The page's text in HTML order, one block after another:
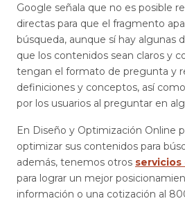
Google señala que no es posible
directas para que el fragmento
búsqueda, aunque sí hay algunas
que los contenidos sean claros y
tengan el formato de pregunta y
definiciones y conceptos, así
por los usuarios al preguntar en
En Diseño y Optimización Online
optimizar sus contenidos para
además, tenemos otros
para lograr un mejor
información o una cotización al